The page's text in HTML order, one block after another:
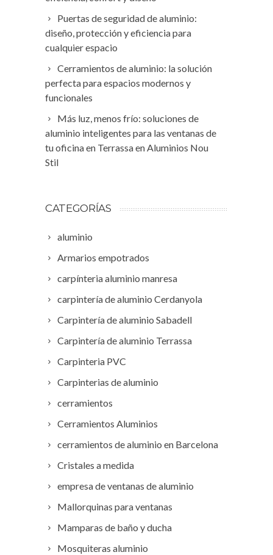
Puertas de seguridad de aluminio:
diseño, protección y eficiencia para
cualquier espacio
Cerramientos de aluminio: la solución
perfecta para espacios modernos y
funcionales
Más luz, menos frío: soluciones de
aluminio inteligentes para las ventanas de
tu oficina en Terrassa en Aluminios Nou
Stil
CATEGORÍAS
aluminio
Armarios empotrados
carpínteria aluminio manresa
carpintería de aluminio Cerdanyola
Carpintería de aluminio Sabadell
Carpintería de aluminio Terrassa
Carpinteria PVC
Carpinterias de aluminio
cerramientos
Cerramientos Aluminios
cerramientos de aluminio en Barcelona
Cristales a medida
empresa de ventanas de aluminio
Mallorquinas para ventanas
Mamparas de baño y ducha
Mosquiteras aluminio